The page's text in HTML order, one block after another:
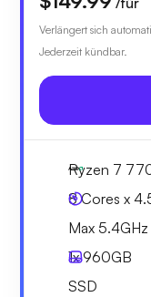
Verlängert sich
Jederzeit kündbar.
Ryzen 7
8 Cores x
Max 5.4GHz
1x960GB
SSD